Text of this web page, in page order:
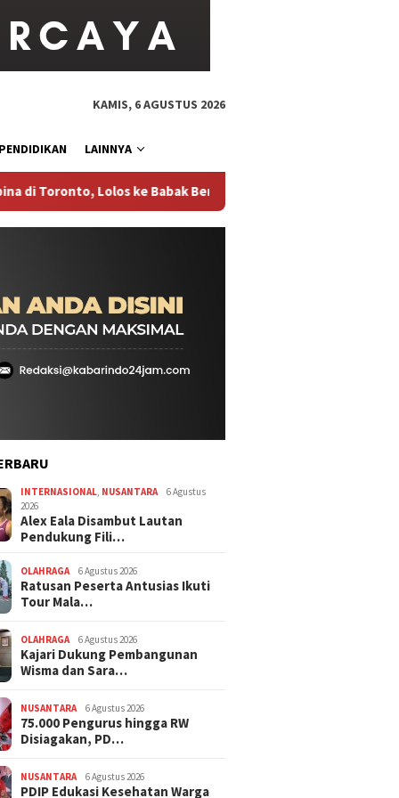
KAMIS, 6 AGUSTUS 2026
PENDIDIKAN LAINNYA
ke Babak Berikutnya WTA 1000 National Bank Open 2026
INTERNASIONAL NUSANTARA
6 Agustus
2026
Alex Eala Disambut Lautan
Pendukung Fili…
OLAHRAGA 6 Agustus 2026
Ratusan Peserta Antusias Ikuti
Tour Mala…
OLAHRAGA 6 Agustus 2026
Kajari Dukung Pembangunan
Wisma dan Sara…
NUSANTARA 6 Agustus 2026
75.000 Pengurus hingga RW
Disiagakan, PD…
NUSANTARA 6 Agustus 2026
PDIP Edukasi Kesehatan Warga